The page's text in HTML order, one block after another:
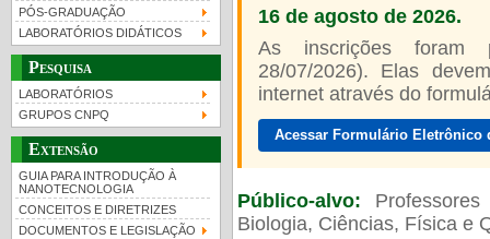
PÓS-GRADUAÇÃO
LABORATÓRIOS DIDÁTICOS
Pesquisa
LABORATÓRIOS
GRUPOS CNPQ
Extensão
GUIA PARA INTRODUÇÃO À
NANOTECNOLOGIA
CONCEITOS E DIRETRIZES
DOCUMENTOS E LEGISLAÇÃO
16 de agosto de 2026.
As inscrições foram
28/07/2026). Elas
internet através do
Acessar Formulário
Público-alvo:
Biologia, Ciências, Física e